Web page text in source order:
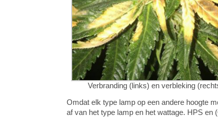
Verbranding (links) en verbleking
Omdat elk type lamp op een andere hoogte
af van het type lamp en het wattage. HPS